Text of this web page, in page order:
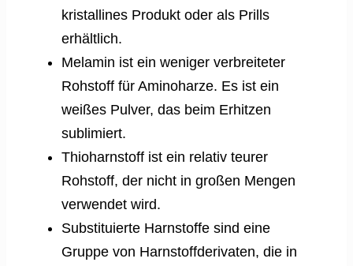
kristallines Produkt oder als Prills
erhältlich.
Melamin ist ein weniger verbreiteter
Rohstoff für Aminoharze. Es ist ein
weißes Pulver, das beim Erhitzen
sublimiert.
Thioharnstoff ist ein relativ teurer
Rohstoff, der nicht in großen Mengen
verwendet wird.
Substituierte Harnstoffe sind eine
Gruppe von Harnstoffderivaten, die in